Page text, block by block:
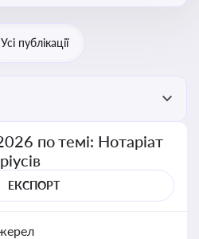
Усі публікації
по темі: Нотаріат
ЕКСПОРТ